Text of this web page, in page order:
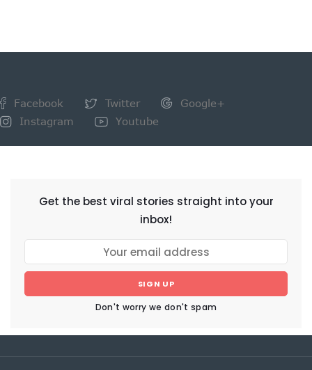
Facebook Twitter
Google+
Instagram
Youtube
Get the best viral stories straight into your
inbox!
SIGN UP
Don't worry we don't spam